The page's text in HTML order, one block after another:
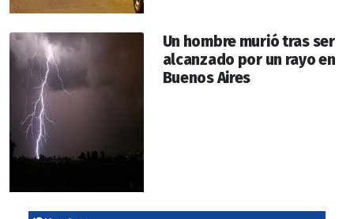
Un hombre murió tras ser
alcanzado por un rayo en
Buenos Aires